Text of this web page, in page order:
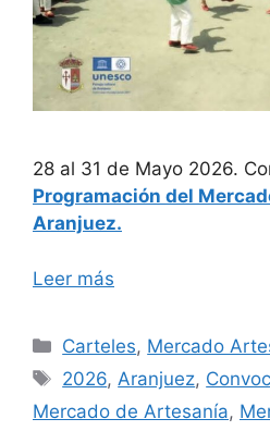
28 al 31 de Mayo 2026.
Programación del
Aranjuez.
Leer más
Categorías
Carteles, Mercado
Etiquetas
2026, Aranjuez,
Mercado de Artesanía,